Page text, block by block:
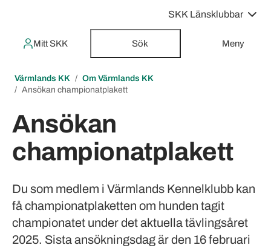
SKK Länsklubbar
Mitt SKK Sök Meny
Värmlands KK
Om Värmlands KK
Ansökan championatplakett
Ansökan
championatplakett
Du som medlem i Värmlands Kennelklubb kan
få championatplaketten om hunden tagit
championatet under det aktuella tävlingsåret
2025. Sista ansökningsdag är den 16 februari